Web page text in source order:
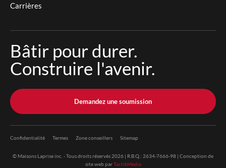
Carrières
Bâtir pour durer.
Construire l'avenir.
Demandez une soumission
Confidentialité Termes Zone conseillers Sitemap
© Maisons Laprise inc. - Tous droits réservés 2026 | R.B.Q.: 2634-7666-98 | Conception de
site web parTactikMedia